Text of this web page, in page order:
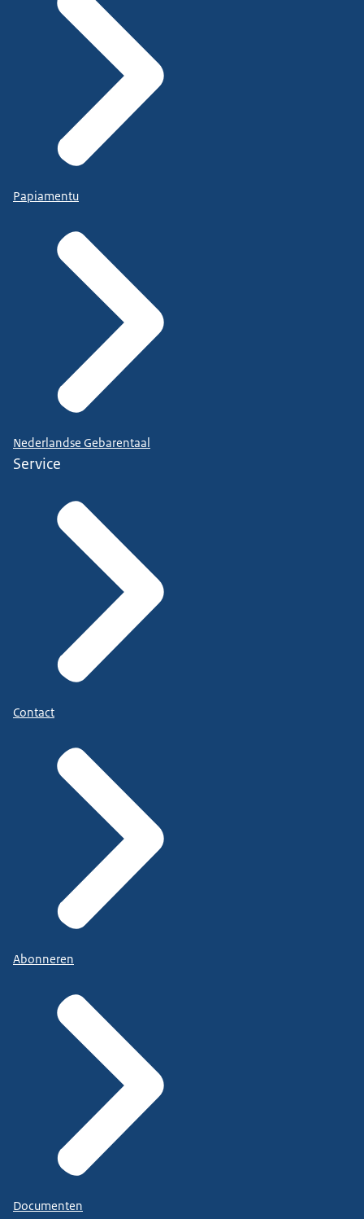
Papiamentu
Nederlandse Gebarentaal
Service
Contact
Abonneren
Documenten